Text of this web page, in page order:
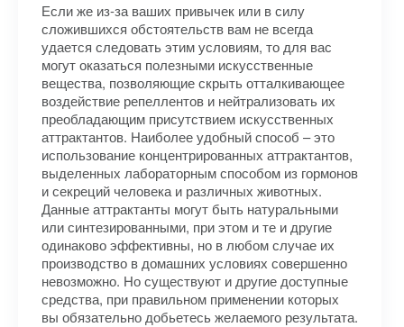
Если же из-за ваших привычек или в силу
сложившихся обстоятельств вам не всегда
удается следовать этим условиям, то для вас
могут оказаться полезными искусственные
вещества, позволяющие скрыть отталкивающее
воздействие репеллентов и нейтрализовать их
преобладающим присутствием искусственных
аттрактантов. Наиболее удобный способ – это
использование концентрированных аттрактантов,
выделенных лабораторным способом из гормонов
и секреций человека и различных животных.
Данные аттрактанты могут быть натуральными
или синтезированными, при этом и те и другие
одинаково эффективны, но в любом случае их
производство в домашних условиях совершенно
невоз­можно. Но существуют и другие доступные
средства, при правильном применении которых
вы обязательно добьетесь желаемого результата.